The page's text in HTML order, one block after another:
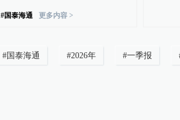
#国泰海通 更多内容 >
#国泰海通 #2026年 #一季报